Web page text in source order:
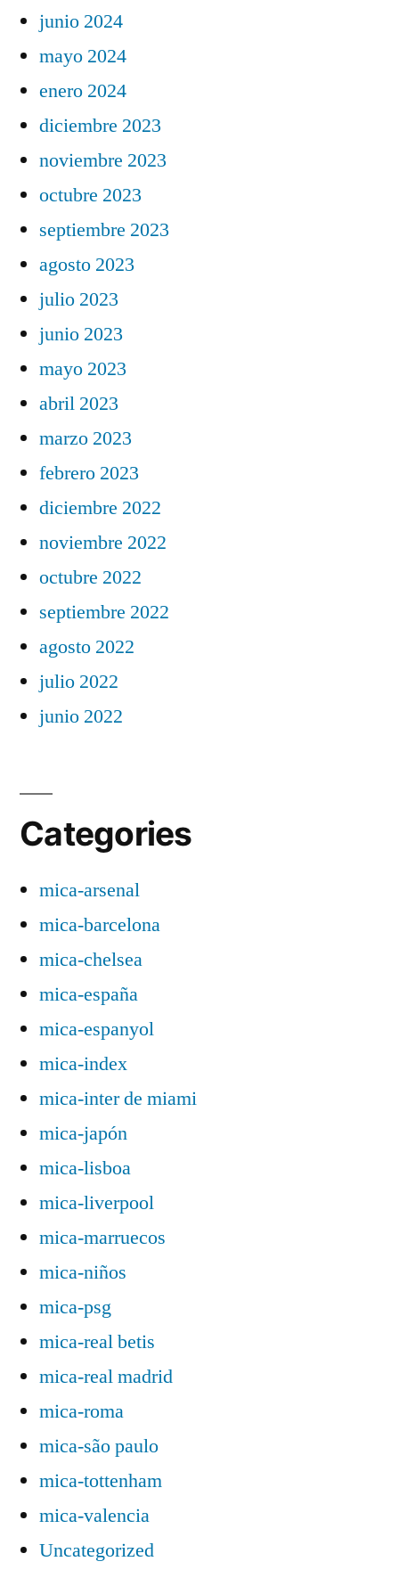
junio 2024
mayo 2024
enero 2024
diciembre 2023
noviembre 2023
octubre 2023
septiembre 2023
agosto 2023
julio 2023
junio 2023
mayo 2023
abril 2023
marzo 2023
febrero 2023
diciembre 2022
noviembre 2022
octubre 2022
septiembre 2022
agosto 2022
julio 2022
junio 2022
Categories
mica-arsenal
mica-barcelona
mica-chelsea
mica-españa
mica-espanyol
mica-index
mica-inter de miami
mica-japón
mica-lisboa
mica-liverpool
mica-marruecos
mica-niños
mica-psg
mica-real betis
mica-real madrid
mica-roma
mica-são paulo
mica-tottenham
mica-valencia
Uncategorized